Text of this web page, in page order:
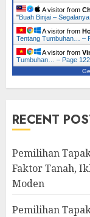
A visitor from
"Buah Binjai –
A visitor from
Tentang Tumbuhan… –
A visitor from
Tumbuhan… – Page
RECENT
Pemilihan
Faktor Tanah,
Moden
Pemilihan